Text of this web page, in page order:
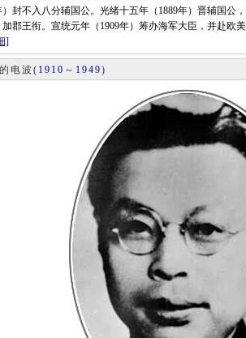
）封不入八分辅国公。光绪十五年（1889年）晋辅国公
郡王衔。宣统元年（1909年）筹办海军大臣，并赴欧
]
电波 ( 1910 ～ 1949)